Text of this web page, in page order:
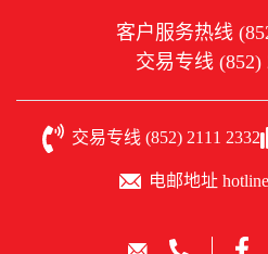
客户服务热线
交易专线 (852)
交易专线 (852) 2111 2332
电邮地址